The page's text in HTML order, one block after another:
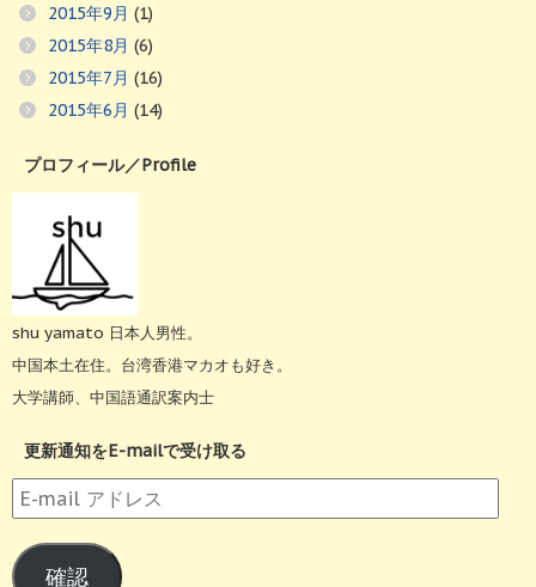
2015年9月 (1)
2015年8月 (6)
2015年7月 (16)
2015年6月 (14)
プロフィール／Profile
shu yamato 日本人男性。
中国本土在住。台湾香港マカオも好き。
大学講師、中国語通訳案内士
更新通知をE-mailで受け取る
E-
mail
ア
ド
確認